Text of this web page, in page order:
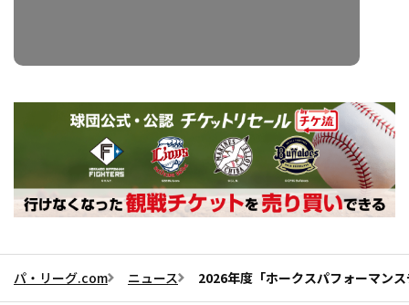
パ・リーグ.com ニュース 2026年度「ホークスパフォーマン